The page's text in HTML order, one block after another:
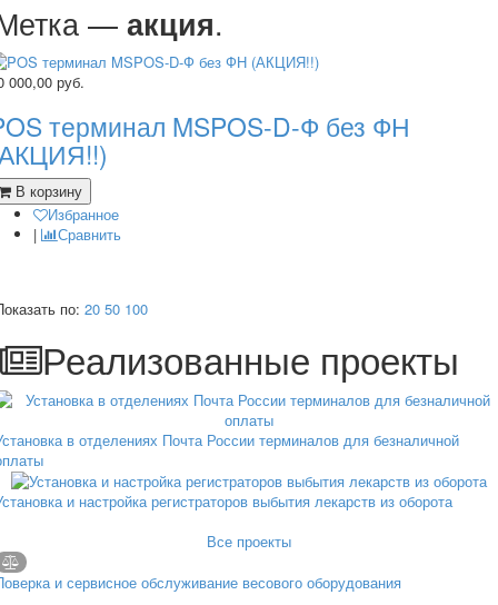
— акция.
000,00 руб.
терминал MSPOS-D-Ф без ФН
В корзину
Избранное
|
Сравнить
по: 20 50 100
Реализованные проекты
в отделениях Почта России терминалов для безналичной
и настройка регистраторов выбытия лекарств из оборота
Все проекты
и сервисное обслуживание весового оборудования